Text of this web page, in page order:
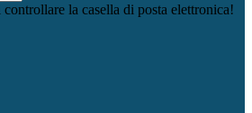
la casella di posta elettronica!